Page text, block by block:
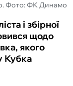
Фото: ФК Динамо
і збірної
щодо
якого
Кубка